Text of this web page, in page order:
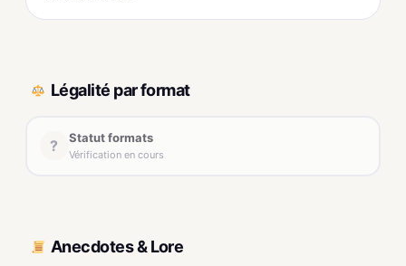
Légalité par format
? Statut formats
Vérification en cours
Anecdotes & Lore